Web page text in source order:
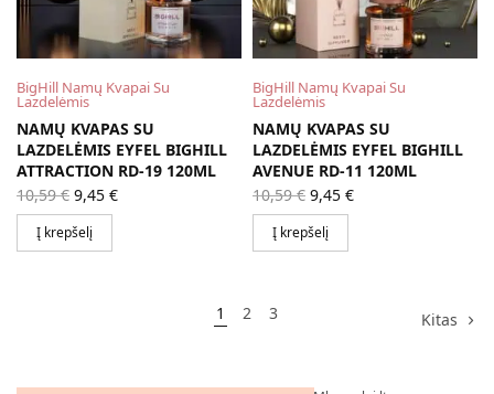
BigHill Namų Kvapai Su
Lazdelėmis
NAMŲ KVAPAS SU
LAZDELĖMIS EYFEL BIGHILL
ATTRACTION RD-19 120ML
10,59€ Original
price
was:
10,59 €.
9,45 €Current
Į krepšelį
BigHill Namų Kvapai Su
Lazdelėmis
NAMŲ KVAPAS SU
LAZDELĖMIS EYFEL BIGHILL
AVENUE RD-11 120ML
10,59€ Original
price
was:
10,59 €.
9,45 €Current
Į krepšelį
1 2 3 Kitas